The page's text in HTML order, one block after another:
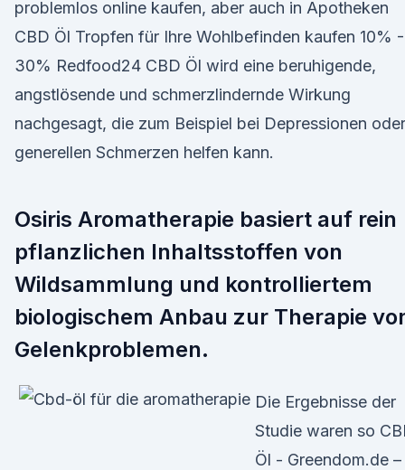
problemlos online kaufen, aber auch in Apotheken
CBD Öl Tropfen für Ihre Wohlbefinden kaufen 10% -
30% Redfood24 CBD Öl wird eine beruhigende,
angstlösende und schmerzlindernde Wirkung
nachgesagt, die zum Beispiel bei Depressionen oder
generellen Schmerzen helfen kann.
Osiris Aromatherapie basiert auf rein
pflanzlichen Inhaltsstoffen von
Wildsammlung und kontrolliertem
biologischem Anbau zur Therapie
Gelenkproblemen.
Die Ergebnisse der
Studie waren so
Öl - Greendom.de –